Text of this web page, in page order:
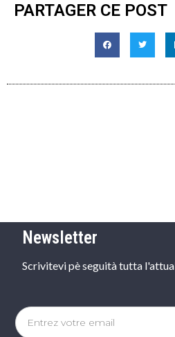
PARTAGER CE POST
Newsletter
Scrivitevi pè seguità tutta